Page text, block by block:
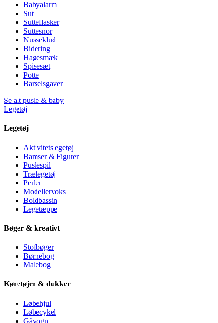
Babyalarm
Sut
Sutteflasker
Suttesnor
Nusseklud
Bidering
Hagesmæk
Spisesæt
Potte
Barselsgaver
Se alt pusle & baby
Legetøj
Legetøj
Aktivitetslegetøj
Bamser & Figurer
Puslespil
Trælegetøj
Perler
Modellervoks
Boldbassin
Legetæppe
Bøger & kreativt
Stofbøger
Børnebog
Malebog
Køretøjer & dukker
Løbehjul
Løbecykel
Gåvogn